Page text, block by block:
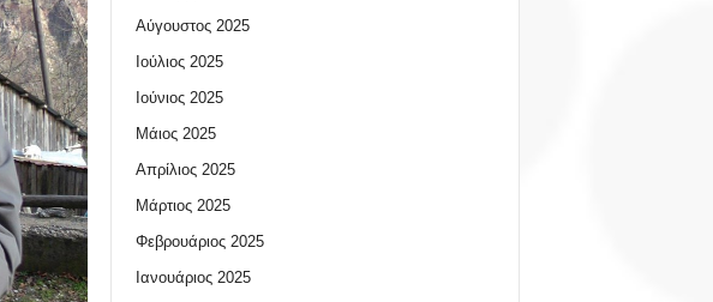
Αύγουστος 2025
Ιούλιος 2025
Ιούνιος 2025
Μάιος 2025
Απρίλιος 2025
Μάρτιος 2025
Φεβρουάριος 2025
Ιανουάριος 2025